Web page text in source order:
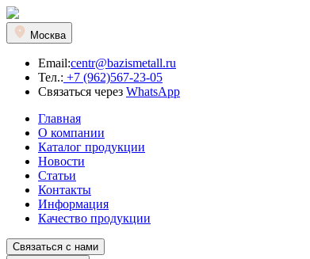
Москва
Email:centr@bazismetall.ru
Тел.: +7 (962)567-23-05
Связаться через WhatsApp
Главная
О компании
Каталог продукции
Новости
Статьи
Контакты
Информация
Качество продукции
Связаться с нами